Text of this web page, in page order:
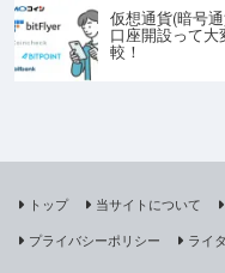
仮想通貨(暗号
口座開設って
較！
トップ 当サイトについて
プライバシーポリシー
ライ